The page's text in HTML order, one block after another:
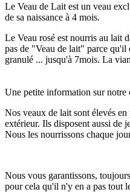
Le Veau de Lait est un veau
de sa naissance à 4 mois.
Le Veau rosé est nourris au lait
pas de "Veau de lait" parce qu'il
granulé ... jusqu'à 7mois. La
Une petite information sur notre
Nos veaux de lait sont élevés
extérieur. Ils disposent aussi de
Nous les nourrissons chaque
Nous vous garantissons,
pour cela qu'il n'y en a pas tout